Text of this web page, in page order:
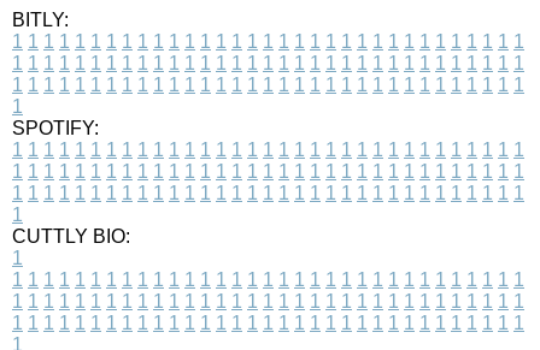
BITLY:
1 1 1 1 1 1 1 1 1 1 1 1 1 1 1 1 1 1 1 1 1 1 1 1 1 1 1 1 1 1 1 1 1
1 1 1 1 1 1 1 1 1 1 1 1 1 1 1 1 1 1 1 1 1 1 1 1 1 1 1 1 1 1 1 1 1
1 1 1 1 1 1 1 1 1 1 1 1 1 1 1 1 1 1 1 1 1 1 1 1 1 1 1 1 1 1 1 1 1
1
SPOTIFY:
1 1 1 1 1 1 1 1 1 1 1 1 1 1 1 1 1 1 1 1 1 1 1 1 1 1 1 1 1 1 1 1 1
1 1 1 1 1 1 1 1 1 1 1 1 1 1 1 1 1 1 1 1 1 1 1 1 1 1 1 1 1 1 1 1 1
1 1 1 1 1 1 1 1 1 1 1 1 1 1 1 1 1 1 1 1 1 1 1 1 1 1 1 1 1 1 1 1 1
1
CUTTLY BIO:
1
1 1 1 1 1 1 1 1 1 1 1 1 1 1 1 1 1 1 1 1 1 1 1 1 1 1 1 1 1 1 1 1 1
1 1 1 1 1 1 1 1 1 1 1 1 1 1 1 1 1 1 1 1 1 1 1 1 1 1 1 1 1 1 1 1 1
1 1 1 1 1 1 1 1 1 1 1 1 1 1 1 1 1 1 1 1 1 1 1 1 1 1 1 1 1 1 1 1 1
1